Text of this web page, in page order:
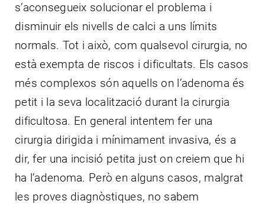
s’aconsegueix solucionar el problema i
disminuir els nivells de calci a uns límits
normals. Tot i això, com qualsevol cirurgia, no
està exempta de riscos i dificultats. Els casos
més complexos són aquells on l’adenoma és
petit i la seva localització durant la cirurgia
dificultosa. En general intentem fer una
cirurgia dirigida i mínimament invasiva, és a
dir, fer una incisió petita just on creiem que hi
ha l’adenoma. Però en alguns casos, malgrat
les proves diagnòstiques, no sabem